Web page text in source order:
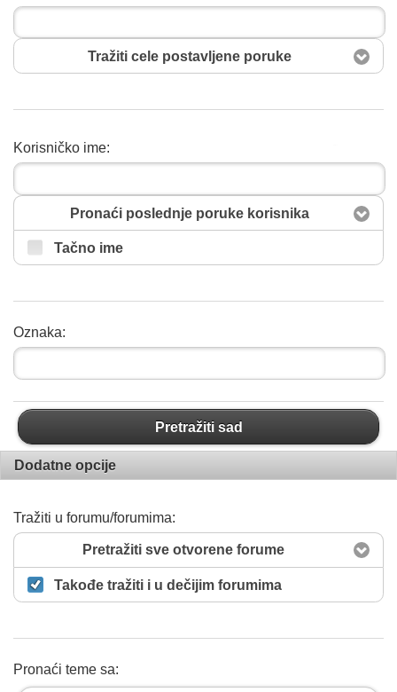
Tražiti cele postavljene poruke
Korisničko ime:
Pronaći poslednje poruke korisnika
Tačno ime
Oznaka:
Pretražiti sad
Dodatne opcije
Tražiti u forumu/forumima:
Pretražiti sve otvorene forume
Takođe tražiti i u dečijim forumima
Pronaći teme sa: